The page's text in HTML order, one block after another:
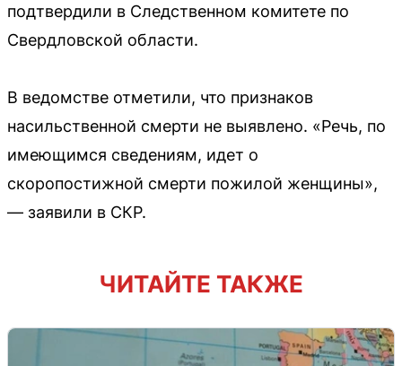
подтвердили в Следственном комитете по
Свердловской области.
В ведомстве отметили, что признаков
насильственной смерти не выявлено. «Речь, по
имеющимся сведениям, идет о
скоропостижной смерти пожилой женщины»,
— заявили в СКР.
ЧИТАЙТЕ ТАКЖЕ